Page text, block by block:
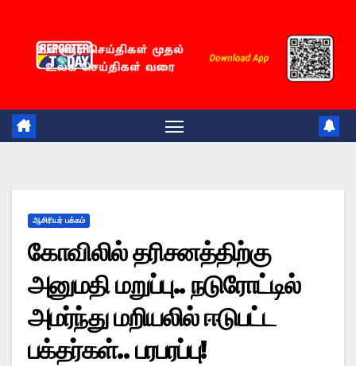
content
ஆசிரியர் பக்கம்
கோவிலில் தரிசனத்திற்கு
அனுமதி மறுப்பு.. நடுரோட்டில்
அமர்ந்து மறியலில் ஈடுபட்ட
பக்தர்கள்.. பரபரப்பு!